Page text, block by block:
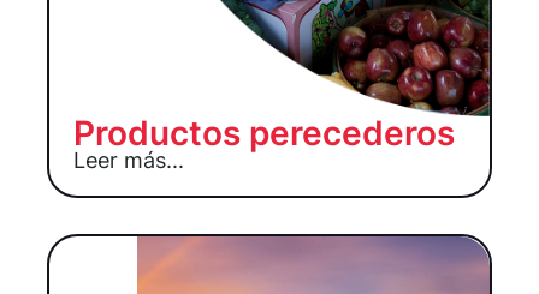
Productos perecederos
Leer más...